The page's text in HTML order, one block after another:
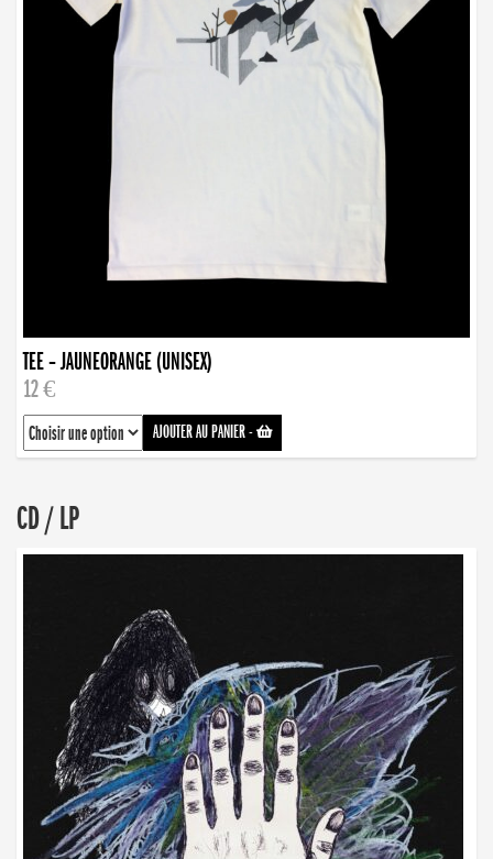
TEE – JAUNEORANGE (UNISEX)
12 €
AJOUTER AU PANIER-
CD / LP